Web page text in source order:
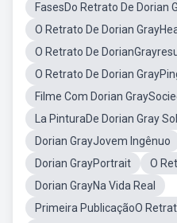
FasesDo Retrato De Dorian
O Retrato De Dorian
O Retrato De
O Retrato De Dorian
Filme Com Dorian
La PinturaDe Dorian Gray
Dorian GrayJovem Ingênuo
Dorian GrayPortrait
O
Dorian GrayNa Vida Real
Primeira PublicaçãoO